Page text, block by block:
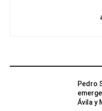
Pedro
Ávila y